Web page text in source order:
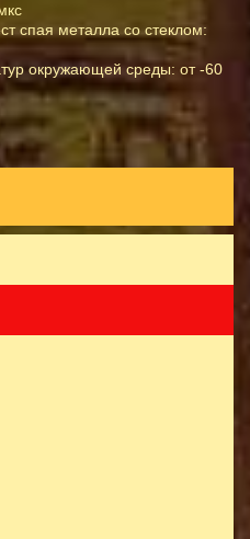
спая металла со стеклом:
окружающей среды: от -60